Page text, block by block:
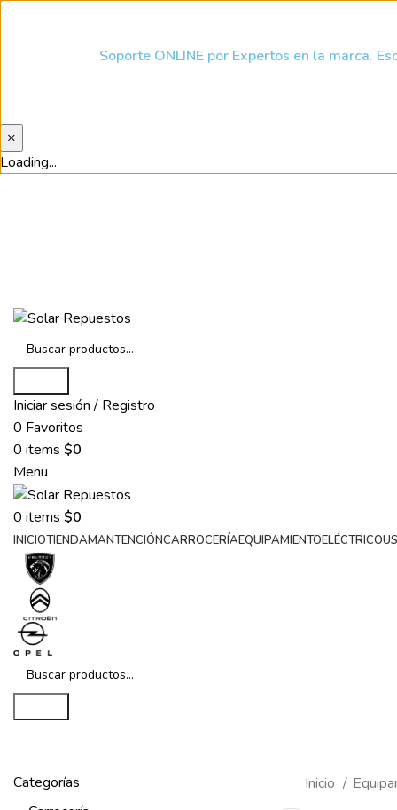
Soporte ONLINE por Expertos en la marca.
×
Loading...
Iniciar sesión / Registro
0 Favoritos
0 items $0
Menu
0 items $0
INICIOTIENDAMANTENCIÓNCARROCERÍAEQUIPAMIENTOELÉCTRICO
Categorías
Inicio